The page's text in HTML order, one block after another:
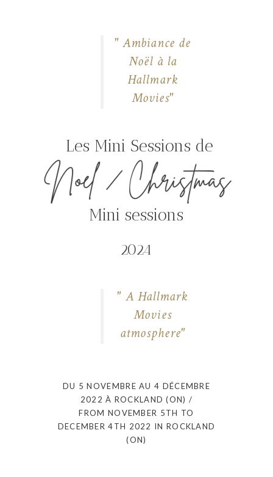
" Ambiance de
Noël à la
Hallmark
Movies"
Les Mini Sessions de
Noël / Christmas
2024
Mini sessions
" A Hallmark
Movies
atmosphere"
DU 5 NOVEMBRE AU 4 DÉCEMBRE
2022 À ROCKLAND (ON) /
FROM NOVEMBER 5TH TO
DECEMBER 4TH 2022 IN ROCKLAND
(ON)